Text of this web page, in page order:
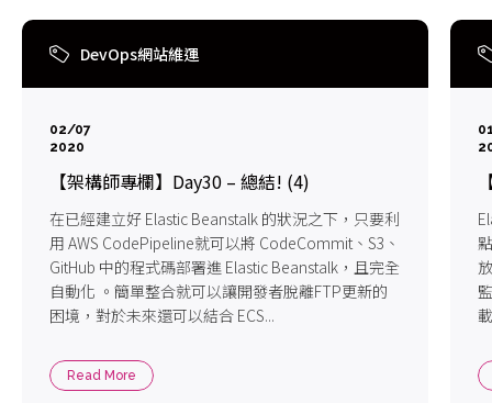
DevOps網站維運
02/07
2020
【架構師專欄】Day30 – 總結! (4)
在已經建立好 Elastic Beanstalk 的狀況之下，只要利
用 AWS CodePipeline就可以將 CodeCommit、S3、
GitHub 中的程式碼部署進 Elastic Beanstalk，且完全
自動化 。簡單整合就可以讓開發者脫離FTP更新的
困境，對於未來還可以結合 ECS...
Read More